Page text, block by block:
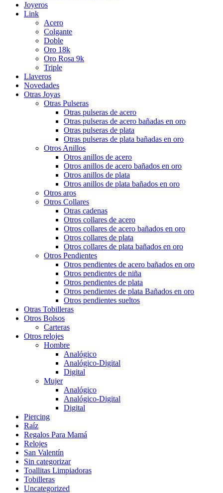
Joyeros
Link
Acero
Colgante
Doble
Oro 18k
Oro Rosa 9k
Triple
Llaveros
Novedades
Otras Joyas
Otras Pulseras
Otras pulseras de acero
Otras pulseras de acero bañadas en oro
Otras pulseras de plata
Otras pulseras de plata bañadas en oro
Otros Anillos
Otros anillos de acero
Otros anillos de acero bañados en oro
Otros anillos de plata
Otros anillos de plata bañados en oro
Otros aros
Otros Collares
Otras cadenas
Otros collares de acero
Otros collares de acero bañados en oro
Otros collares de plata
Otros collares de plata bañados en oro
Otros Pendientes
Otros pendientes de acero bañados en oro
Otros pendientes de niña
Otros pendientes de plata
Otros pendientes de plata Bañados en oro
Otros pendientes sueltos
Otras Tobilleras
Otros Bolsos
Carteras
Otros relojes
Hombre
Analógico
Analógico-Digital
Digital
Mujer
Analógico
Analógico-Digital
Digital
Piercing
Raíz
Regalos Para Mamá
Relojes
San Valentín
Sin categorizar
Toallitas Limpiadoras
Tobilleras
Uncategorized